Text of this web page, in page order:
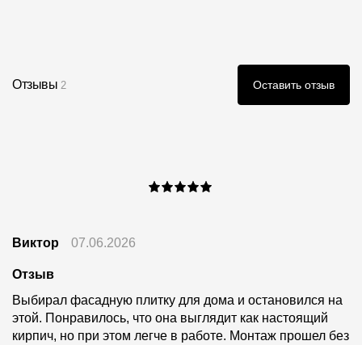
Отзывы 2 Оставить отзыв
Виктор 07.06.2026
Отзыв
Выбирал фасадную плитку для дома и остановился на
этой. Понравилось, что она выглядит как настоящий
кирпич, но при этом легче в работе. Монтаж прошел без